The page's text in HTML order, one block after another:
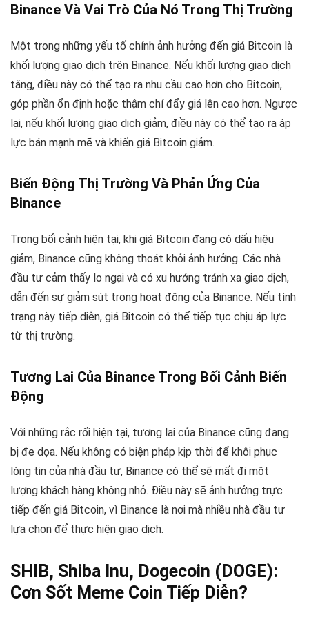
Binance Và Vai Trò Của Nó Trong Thị Trường
Một trong những yếu tố chính ảnh hưởng đến giá Bitcoin là
khối lượng giao dịch trên Binance. Nếu khối lượng giao dịch
tăng, điều này có thể tạo ra nhu cầu cao hơn cho Bitcoin,
góp phần ổn định hoặc thậm chí đẩy giá lên cao hơn. Ngược
lại, nếu khối lượng giao dịch giảm, điều này có thể tạo ra áp
lực bán mạnh mẽ và khiến giá Bitcoin giảm.
Biến Động Thị Trường Và Phản Ứng Của
Binance
Trong bối cảnh hiện tại, khi giá Bitcoin đang có dấu hiệu
giảm, Binance cũng không thoát khỏi ảnh hưởng. Các nhà
đầu tư cảm thấy lo ngại và có xu hướng tránh xa giao dịch,
dẫn đến sự giảm sút trong hoạt động của Binance. Nếu tình
trạng này tiếp diễn, giá Bitcoin có thể tiếp tục chịu áp lực
từ thị trường.
Tương Lai Của Binance Trong Bối Cảnh Biến
Động
Với những rắc rối hiện tại, tương lai của Binance cũng đang
bị đe dọa. Nếu không có biện pháp kịp thời để khôi phục
lòng tin của nhà đầu tư, Binance có thể sẽ mất đi một
lượng khách hàng không nhỏ. Điều này sẽ ảnh hưởng trực
tiếp đến giá Bitcoin, vì Binance là nơi mà nhiều nhà đầu tư
lựa chọn để thực hiện giao dịch.
SHIB, Shiba Inu, Dogecoin (DOGE):
Cơn Sốt Meme Coin Tiếp Diễn?